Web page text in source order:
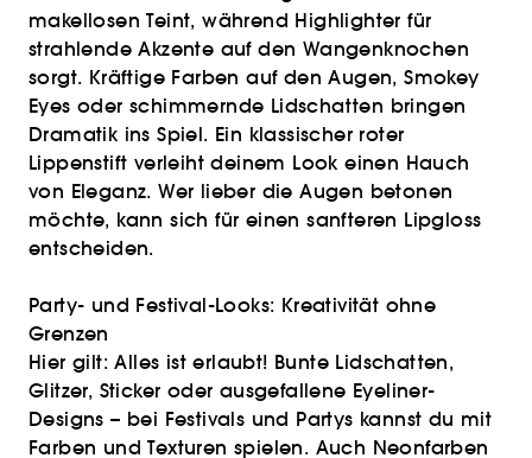
makellosen Teint, während Highlighter für
strahlende Akzente auf den Wangenknochen
sorgt. Kräftige Farben auf den Augen, Smokey
Eyes oder schimmernde Lidschatten bringen
Dramatik ins Spiel. Ein klassischer roter
Lippenstift verleiht deinem Look einen Hauch
von Eleganz. Wer lieber die Augen betonen
möchte, kann sich für einen sanfteren Lipgloss
entscheiden.
Party- und Festival-Looks: Kreativität ohne
Grenzen
Hier gilt: Alles ist erlaubt! Bunte Lidschatten,
Glitzer, Sticker oder ausgefallene Eyeliner-
Designs – bei Festivals und Partys kannst du mit
Farben und Texturen spielen. Auch Neonfarben